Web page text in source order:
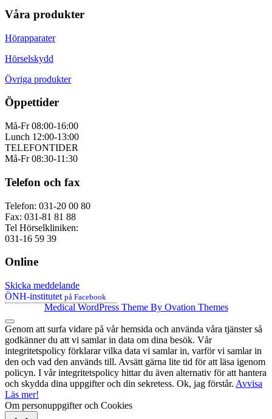
Våra produkter
Hörapparater
Hörselskydd
Övriga produkter
Öppettider
Må-Fr 08:00-16:00
Lunch 12:00-13:00
TELEFONTIDER
Må-Fr 08:30-11:30
Telefon och fax
Telefon: 031-20 00 80
Fax: 031-81 81 88
Tel Hörselkliniken:
031-16 59 39
Online
Skicka meddelande
ÖNH-institutet på Facebook
Medical WordPress ThemeBy Ovation Themes
Genom att surfa vidare på vår hemsida och använda våra tjänster så
godkänner du att vi samlar in data om dina besök. Vår
integritetspolicy förklarar vilka data vi samlar in, varför vi samlar in
den och vad den används till. Avsätt gärna lite tid för att läsa igenom
policyn. I vår integritetspolicy hittar du även alternativ för att hantera
och skydda dina uppgifter och din sekretess. Ok, jag förstår. Avvisa
Läs mer!
Om personuppgifter och Cookies